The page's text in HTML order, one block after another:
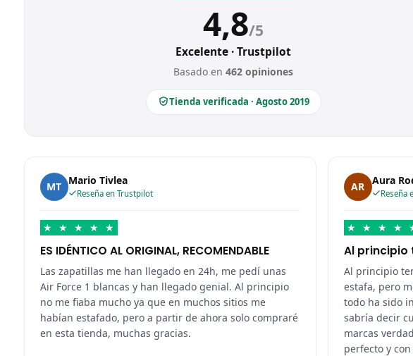
4,8/5
Excelente · Trustpilot
Basado en462 opiniones
Tienda verificada · Agosto 2019
MT Mario Tivlea
Reseña en Trustpilot
★ ★ ★ ★ ★
ES IDÉNTICO AL ORIGINAL, RECOMENDABLE
Las zapatillas me han llegado en 24h, me pedí unas
Air Force 1 blancas y han llegado genial. Al principio
no me fiaba mucho ya que en muchos sitios me
habían estafado, pero a partir de ahora solo compraré
en esta tienda, muchas gracias.
AR Aura
Reseña
★ ★ ★ ★
Al principio
Al principio
estafa, pero
todo ha sido
sabría decir
marcas
perfecto y